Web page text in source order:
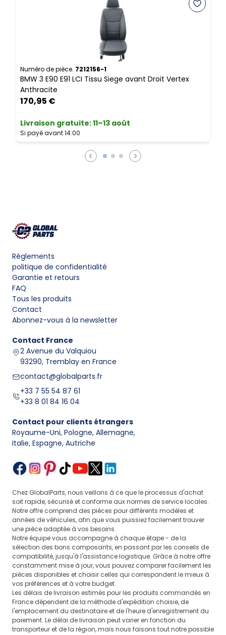
Numéro de pièce. 7212156-1
BMW 3 E90 E91 LCI Tissu Siege avant Droit Vertex
Anthracite
170,95 €
Livraison gratuite:11–13 août
Si payé avant 14:00
Règlements
politique de confidentialité
Garantie et retours
FAQ
Tous les produits
Contact
Abonnez-vous à la newsletter
Contact France
2 Avenue du Valquiou
93290, Tremblay en France
contact@globalparts.fr
+33 7 55 54 87 61
+33 8 01 84 16 04
Contact pour clients étrangers
Royaume-Uni, Pologne, Allemagne,
Italie, Espagne, Autriche
Chez GlobalParts, nous veillons à ce que le processus d'achat
soit rapide, sécurisé et conforme aux normes de service locales.
Notre offre comprend des pièces pour différents modèles et
années de véhicules, afin que vous puissiez facilement trouver
une pièce adaptée à vos besoins.
Notre équipe vous accompagne à chaque étape - de la
sélection des bons composants, en passant par les conseils de
compatibilité, jusqu'à l'assistance logistique. Grâce à notre offre
constamment mise à jour, vous pouvez comparer facilement les
pièces disponibles et choisir celles qui correspondent le mieux à
vos préférences et à votre budget.
Les délais de livraison estimés pour les produits commandés en
France dépendent de la méthode d'expédition choisie, de
l'emplacement du destinataire et de l'heure d'enregistrement du
paiement. Le délai de livraison peut varier en fonction du
transporteur et de la région, mais nous faisons tout notre possible